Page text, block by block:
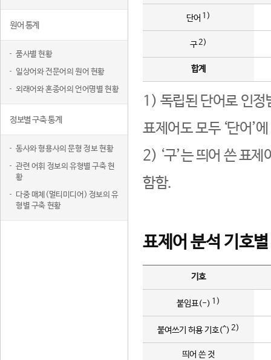
원어 통계
품사별 현황
일상어와 전문어의 원어 현황
외래어와 혼종어의 언어명별 현황
정보별 구축 통계
동사와 형용사의 문형 정보 현황
관련 어휘 정보의 유형별 구축 현
황
다중 매체(멀티미디어) 정보의 유
형별 구축 현황
단어 1)
구2)
합계
1) 독립된 단어로 인정
표제어도 모두 ‘단어’
2) ‘구’는 띄어 쓴 표
함함.
표제어 분석 기호
기호
붙임표(-) 1)
붙여쓰기 허용 기호(^) 2)
띄어 쓴 것